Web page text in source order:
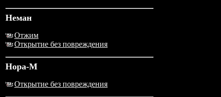
Неман
Отжим
Открытие без повреждения
Нора-М
Открытие без повреждения